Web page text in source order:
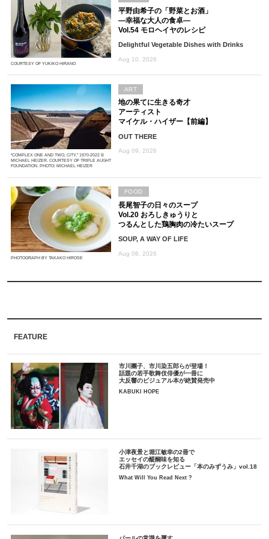
COURTESY OF YUKIKO HIRANO
平野由希子の「野菜とお酒」
―幸福な大人の食卓―
Vol.54 モロヘイヤのレシピ
Delightful Vegetable Dishes with Drinks
Aug 10, 2026
“COMPLEX ONE AND TWO, CITY,” 1970-2022 ©
MICHAEL HEIZER. COURTESY OF TRIPLE AUGHT
FOUNDATION. PHOTO: MICHAEL HEIZER
地の果てに生きる奇才
アーティスト
マイケル・ハイザー【前編】
OUT THERE
Aug 09, 2026
ART
PHOTOGRAPH BY TAKAKO HIROSE
長尾智子の日々のスープ
Vol.20 おろしきゅうりと
つるんとした鶏胸肉の冷たいスープ
SOUP, A WAY OF LIFE
Aug 08, 2026
FOOD
FEATURE
市川團子、市川染五郎らが登場！
話題の若手歌舞伎俳優が一冊に
大反響のビジュアル本が絶賛発売中
KABUKI HOPE
小津夜景と堀江敏幸の2冊で
エッセイの醍醐味を知る
石井千湖のブックレビュー「本のみずうみ」vol.18
What Will You Read Next ?